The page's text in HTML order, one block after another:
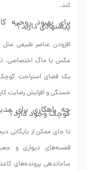
کند.
برای بهبود روحیه
پیشنهادی دارید؟
افزودن عناصر طبیعی
عکس یا ماگ اختصاصی،
یک فضای استراحت کوچک
خستگی و افزایش رضایت
چه راهکاری برای
کوچک وجود دارد؟
تا جای ممکن از بایگانی
قفسه‌های دیواری و
ساماندهی پرونده‌های